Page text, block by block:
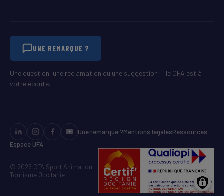
UNE REMARQUE ?
Une question, une réclamation ou une suggestion — le CFA est à
votre écoute.
Une remarque ?Mentions légalesRessources
Espace UFA
© 2026 CFA Sport Animation
Tourisme Occitanie